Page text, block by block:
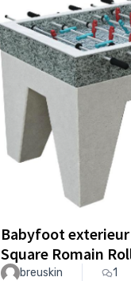
Babyfoot
Square Romain
breuskin 1